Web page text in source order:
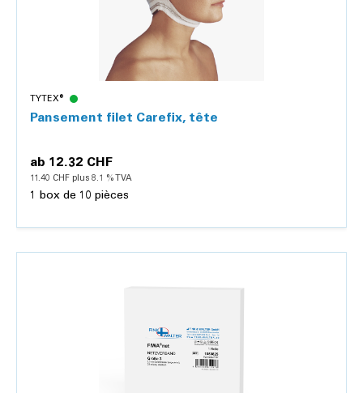
TYTEX®
Pansement filet Carefix, tête
ab 12.32 CHF
11.40 CHF plus 8.1 % TVA
1 box de 10 pièces